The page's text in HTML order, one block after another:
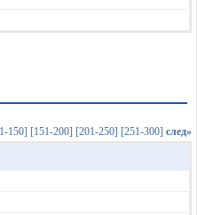
150] [151-200] [201-250] [251-300] след»